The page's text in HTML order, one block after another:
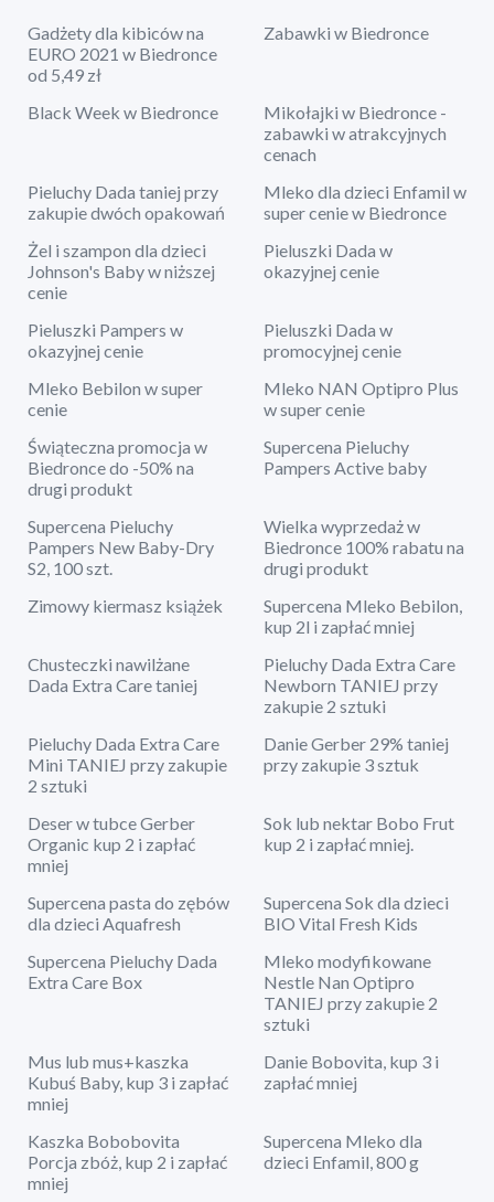
Gadżety dla kibiców na
EURO 2021 w Biedronce
od 5,49 zł
Zabawki w Biedronce
Black Week w Biedronce
Mikołajki w Biedronce -
zabawki w atrakcyjnych
cenach
Pieluchy Dada taniej przy
zakupie dwóch opakowań
Mleko dla dzieci Enfamil w
super cenie w Biedronce
Żel i szampon dla dzieci
Johnson's Baby w niższej
cenie
Pieluszki Dada w
okazyjnej cenie
Pieluszki Pampers w
okazyjnej cenie
Pieluszki Dada w
promocyjnej cenie
Mleko Bebilon w super
cenie
Mleko NAN Optipro Plus
w super cenie
Świąteczna promocja w
Biedronce do -50% na
drugi produkt
Supercena Pieluchy
Pampers Active baby
Supercena Pieluchy
Pampers New Baby-Dry
S2, 100 szt.
Wielka wyprzedaż w
Biedronce 100% rabatu na
drugi produkt
Zimowy kiermasz książek
Supercena Mleko Bebilon,
kup 2l i zapłać mniej
Chusteczki nawilżane
Dada Extra Care taniej
Pieluchy Dada Extra Care
Newborn TANIEJ przy
zakupie 2 sztuki
Pieluchy Dada Extra Care
Mini TANIEJ przy zakupie
2 sztuki
Danie Gerber 29% taniej
przy zakupie 3 sztuk
Deser w tubce Gerber
Organic kup 2 i zapłać
mniej
Sok lub nektar Bobo Frut
kup 2 i zapłać mniej.
Supercena pasta do zębów
dla dzieci Aquafresh
Supercena Sok dla dzieci
BIO Vital Fresh Kids
Supercena Pieluchy Dada
Extra Care Box
Mleko modyfikowane
Nestle Nan Optipro
TANIEJ przy zakupie 2
sztuki
Mus lub mus+kaszka
Kubuś Baby, kup 3 i zapłać
mniej
Danie Bobovita, kup 3 i
zapłać mniej
Kaszka Bobobovita
Porcja zbóż, kup 2 i zapłać
mniej
Supercena Mleko dla
dzieci Enfamil, 800 g